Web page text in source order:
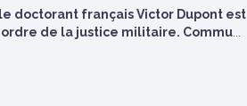
doctorant français Victor Dupont est
de la justice militaire. Commu